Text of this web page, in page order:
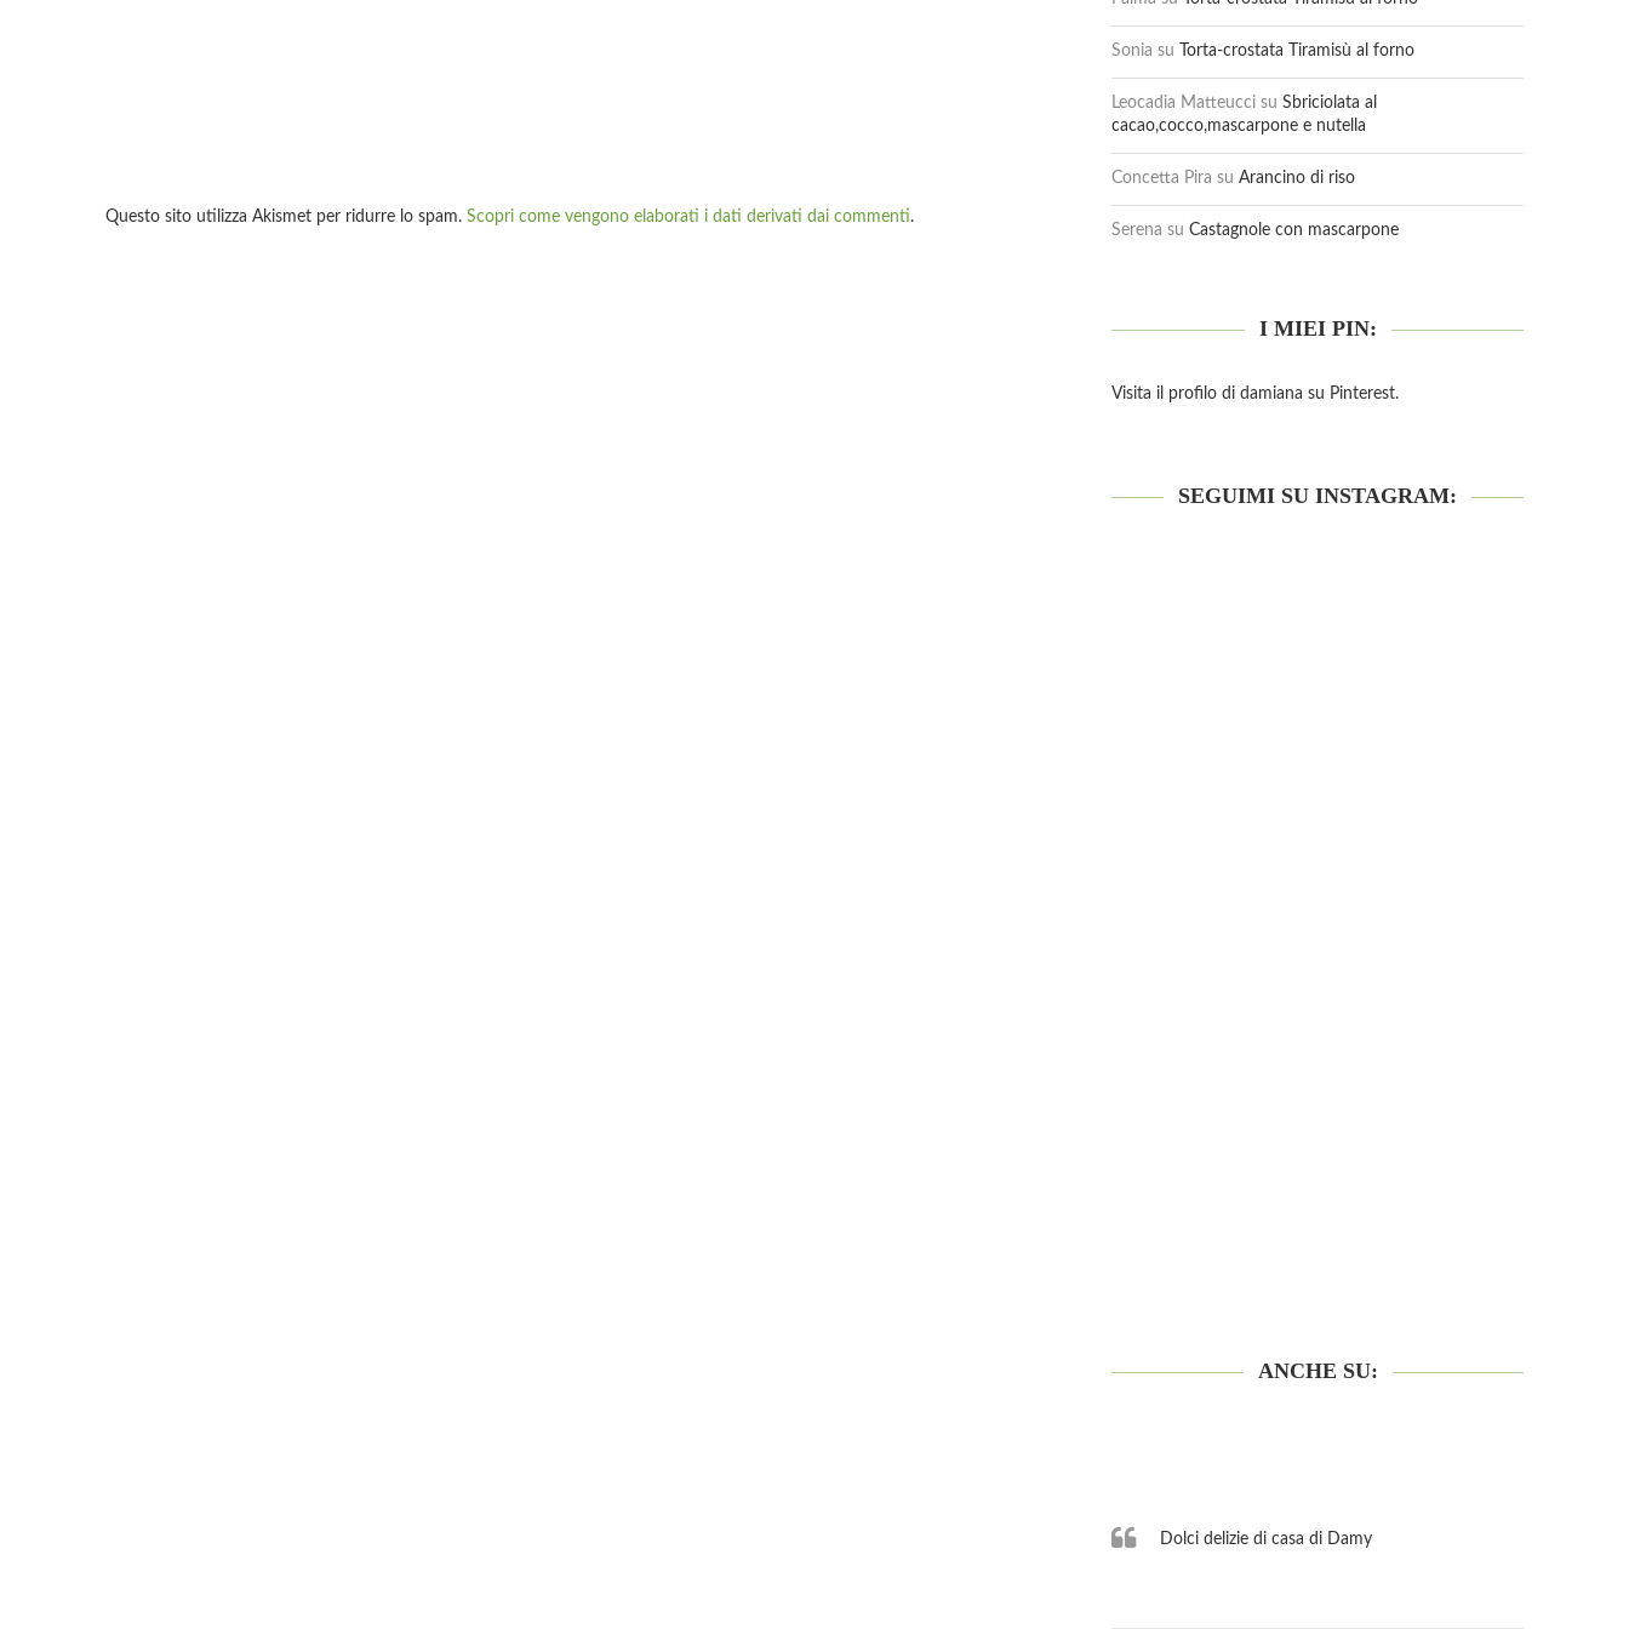
Questo sito utilizza Akismet per ridurre lo spam. Scopri come vengono elaborati i dati derivati dai commenti.
Sonia su Torta-crostata Tiramisù al forno
Leocadia Matteucci su Sbriciolata al
cacao,cocco,mascarpone e nutella
Concetta Pira su Arancino di riso
Serena su Castagnole con mascarpone
I MIEI PIN:
Visita il profilo di damiana su Pinterest.
SEGUIMI SU INSTAGRAM:
ANCHE SU:
Dolci delizie di casa di Damy